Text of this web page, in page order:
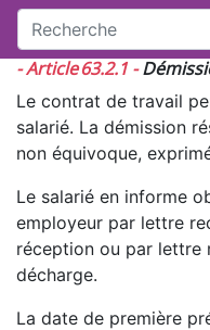
- Article 63.2.1 -
Le contrat de travail
salarié. La démission
non équivoque,
Le salarié en informe
employeur par lettre
réception ou par lettre
décharge.
La date de première